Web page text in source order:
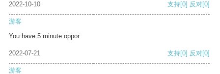
2022-10-10 支持[0] 反对[0]
游客
You have 5 minute oppor
2022-07-21 支持[0] 反对[0]
游客